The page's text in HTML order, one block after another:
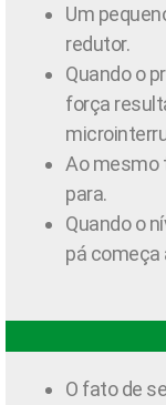
Um
redutor.
Quando o
força
Ao mesmo
para.
Quando o
pá começa
O fato de